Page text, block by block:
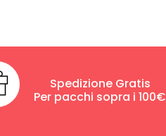
Spedizione Gratis
Per pacchi sopra i 100€